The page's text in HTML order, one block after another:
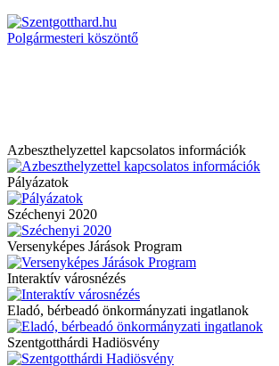
Polgármesteri köszöntő
Azbeszthelyzettel kapcsolatos információk
Pályázatok
Széchenyi 2020
Versenyképes Járások Program
Interaktív városnézés
Eladó, bérbeadó önkormányzati ingatlanok
Szentgotthárdi Hadiösvény